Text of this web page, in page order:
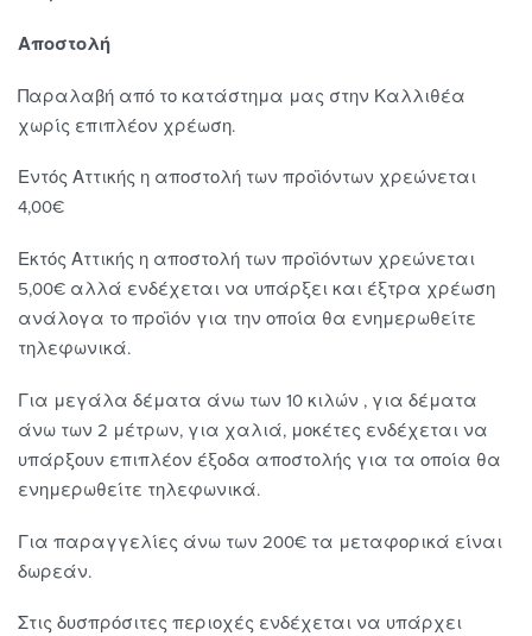
Αποστολή
Παραλαβή από το κατάστημα μας στην Καλλιθέα
χωρίς επιπλέον χρέωση.
Εντός Αττικής η αποστολή των προϊόντων χρεώνεται
4,00€
Εκτός Αττικής η αποστολή των προϊόντων χρεώνεται
5,00€ αλλά ενδέχεται να υπάρξει και έξτρα χρέωση
ανάλογα το προϊόν για την οποία θα ενημερωθείτε
τηλεφωνικά.
Για μεγάλα δέματα άνω των 10 κιλών , για δέματα
άνω των 2 μέτρων, για χαλιά, μοκέτες ενδέχεται να
υπάρξουν επιπλέον έξοδα αποστολής για τα οποία θα
ενημερωθείτε τηλεφωνικά.
Για παραγγελίες άνω των 200€ τα μεταφορικά είναι
δωρεάν.
Στις δυσπρόσιτες περιοχές ενδέχεται να υπάρχει